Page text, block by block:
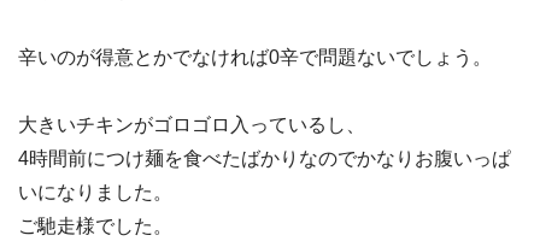
辛いのが得意とかでなければ0辛で問題ないでしょう。
大きいチキンがゴロゴロ入っているし、
4時間前につけ麺を食べたばかりなのでかなりお腹いっぱ
いになりました。
ご馳走様でした。